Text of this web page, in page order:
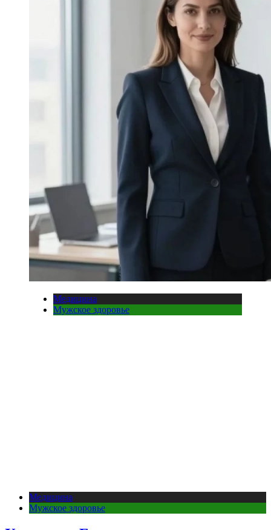
Медицина
Мужское здоровье
Медицина
Мужское здоровье